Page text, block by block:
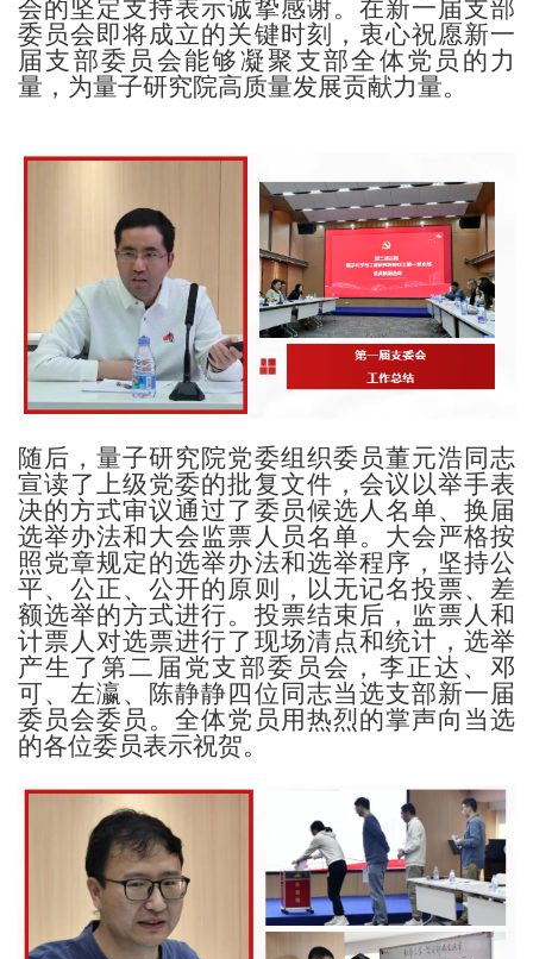
会的坚定支持表示诚挚感谢。在新一届支部
委员会即将成立的关键时刻，衷心祝愿新一
届支部委员会能够凝聚支部全体党员的力
量，为量子研究院高质量发展贡献力量。
随后，量子研究院党委组织委员董元浩同志
宣读了上级党委的批复文件，会议以举手表
决的方式审议通过了委员候选人名单、换届
选举办法和大会监票人员名单。大会严格按
照党章规定的选举办法和选举程序，坚持公
平、公正、公开的原则，以无记名投票、差
额选举的方式进行。投票结束后，监票人和
计票人对选票进行了现场清点和统计，选举
产生了第二届党支部委员会，李正达、邓
可、左瀛、陈静静四位同志当选支部新一届
委员会委员。全体党员用热烈的掌声向当选
的各位委员表示祝贺。